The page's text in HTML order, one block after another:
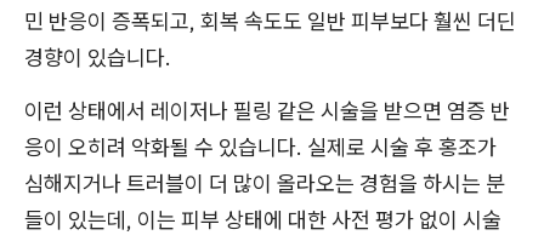
민 반응이 증폭되고, 회복 속도도 일반 피부보다 훨씬 더딘
경향이 있습니다.
이런 상태에서 레이저나 필링 같은 시술을 받으면 염증 반
응이 오히려 악화될 수 있습니다. 실제로 시술 후 홍조가
심해지거나 트러블이 더 많이 올라오는 경험을 하시는 분
들이 있는데, 이는 피부 상태에 대한 사전 평가 없이 시술